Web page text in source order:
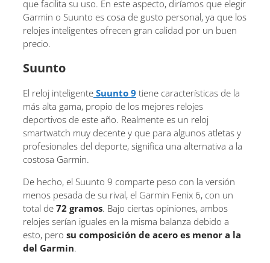
que facilita su uso. En este aspecto, diríamos que elegir
Garmin o Suunto es cosa de gusto personal, ya que los
relojes inteligentes ofrecen gran calidad por un buen
precio.
Suunto
El reloj inteligente Suunto 9 tiene características de la
más alta gama, propio de los mejores relojes
deportivos de este año. Realmente es un reloj
smartwatch muy decente y que para algunos atletas y
profesionales del deporte, significa una alternativa a la
costosa Garmin.
De hecho, el Suunto 9 comparte peso con la versión
menos pesada de su rival, el Garmin Fenix 6, con un
total de 72 gramos. Bajo ciertas opiniones, ambos
relojes serían iguales en la misma balanza debido a
esto, pero su composición de acero es menor a la
del Garmin.